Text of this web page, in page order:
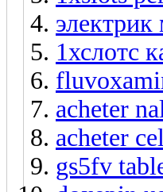
1хслотс
acheter
acheter
gs5fv